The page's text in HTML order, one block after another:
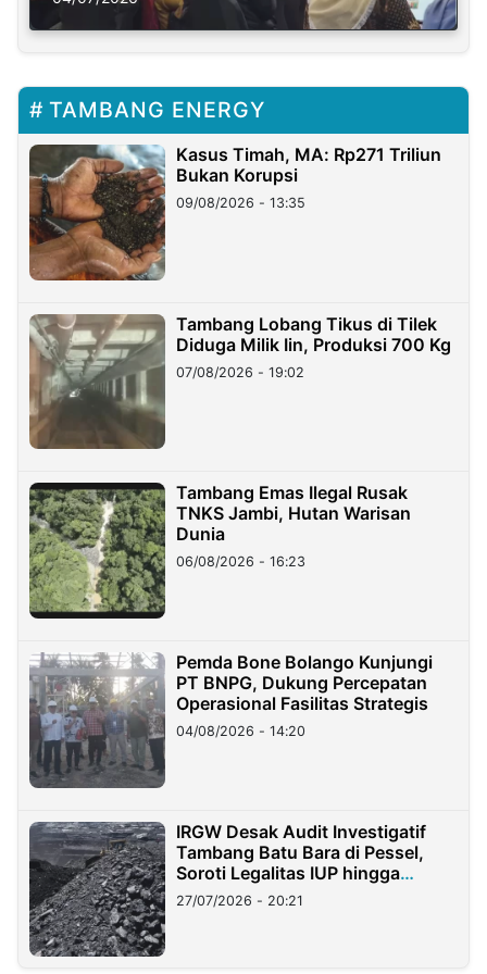
TAMBANG ENERGY
Kasus Timah, MA: Rp271 Triliun
Bukan Korupsi
09/08/2026 - 13:35
Tambang Lobang Tikus di Tilek
Diduga Milik Iin, Produksi 700 Kg
07/08/2026 - 19:02
Tambang Emas Ilegal Rusak
TNKS Jambi, Hutan Warisan
Dunia
06/08/2026 - 16:23
Pemda Bone Bolango Kunjungi
PT BNPG, Dukung Percepatan
Operasional Fasilitas Strategis
04/08/2026 - 14:20
IRGW Desak Audit Investigatif
Tambang Batu Bara di Pessel,
Soroti Legalitas IUP hingga
Stockpile
27/07/2026 - 20:21